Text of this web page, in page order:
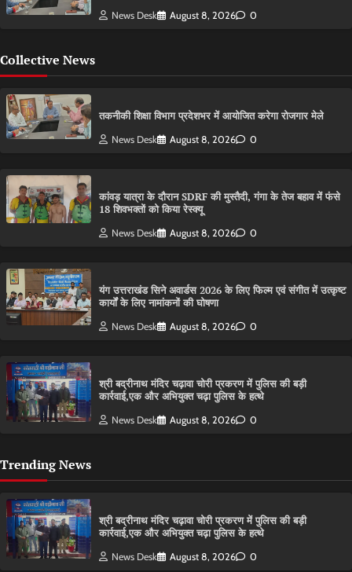
News Desk August 8, 2026 0
Collective News
तकनीकी शिक्षा विभाग प्रदेशभर में आयोजित करेगा रोजगार मेले
News Desk August 8, 2026 0
कांवड़ यात्रा के दौरान SDRF की मुस्तैदी, गंगा के तेज बहाव में फंसे
18 शिवभक्तों को किया रेस्क्यू
News Desk August 8, 2026 0
यंग उत्तराखंड सिने अवार्डस 2026 के लिए फिल्म एवं संगीत में उत्कृष्ट
कार्यों के लिए नामांकनों की घोषणा
News Desk August 8, 2026 0
श्री बद्रीनाथ मंदिर चढ़ावा चोरी प्रकरण में पुलिस की बड़ी
कार्रवाई,एक और अभियुक्त चढ़ा पुलिस के हत्थे
News Desk August 8, 2026 0
Trending News
श्री बद्रीनाथ मंदिर चढ़ावा चोरी प्रकरण में पुलिस की बड़ी
कार्रवाई,एक और अभियुक्त चढ़ा पुलिस के हत्थे
News Desk August 8, 2026 0